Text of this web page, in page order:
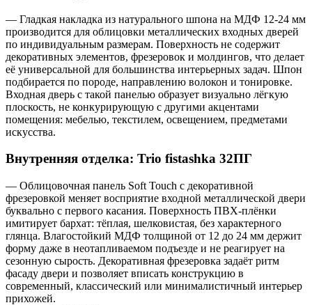
— Гладкая накладка из натурального шпона на МДФ 12-24 мм
производится для облицовки металлических входных дверей
по индивидуальным размерам. Поверхность не содержит
декоративных элементов, фрезеровок и молдингов, что делает
её универсальной для большинства интерьерных задач. Шпон
подбирается по породе, направлению волокон и тонировке.
Входная дверь с такой панелью образует визуально лёгкую
плоскость, не конкурирующую с другими акцентами
помещения: мебелью, текстилем, освещением, предметами
искусства.
Внутренняя отделка: Trio fistashka 32ПГ
— Облицовочная панель Soft Touch с декоративной
фрезеровкой меняет восприятие входной металлической двери
буквально с первого касания. Поверхность ПВХ-плёнки
имитирует бархат: тёплая, шелковистая, без характерного
глянца. Влагостойкий МДФ толщиной от 12 до 24 мм держит
форму даже в неотапливаемом подъезде и не реагирует на
сезонную сырость. Декоративная фрезеровка задаёт ритм
фасаду двери и позволяет вписать конструкцию в
современный, классический или минималистичный интерьер
прихожей.